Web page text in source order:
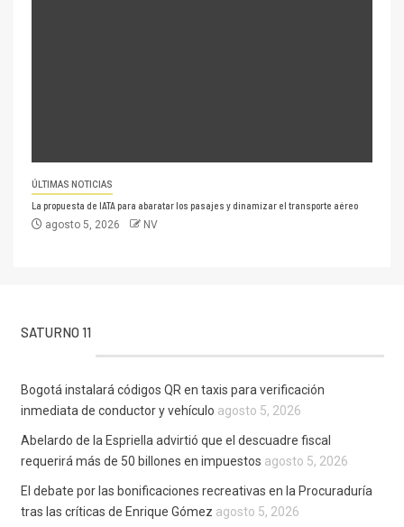
ÚLTIMAS NOTICIAS
La propuesta de IATA para abaratar los pasajes y dinamizar el transporte aéreo
agosto 5, 2026 NV
SATURNO 11
Bogotá instalará códigos QR en taxis para verificación
inmediata de conductor y vehículo agosto 5, 2026
Abelardo de la Espriella advirtió que el descuadre fiscal
requerirá más de 50 billones en impuestos agosto 5, 2026
El debate por las bonificaciones recreativas en la Procuraduría
tras las críticas de Enrique Gómez agosto 5, 2026